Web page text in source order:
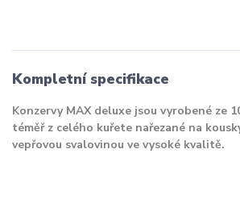
Kompletní specifikace
Konzervy MAX deluxe jsou vyrobené ze
téměř z celého kuřete nařezané na
vepřovou svalovinou ve vysoké kvalitě.